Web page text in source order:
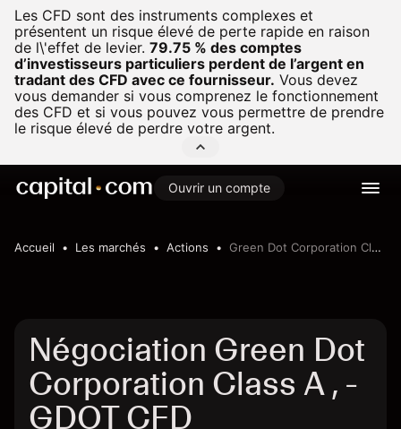
Les CFD sont des instruments complexes et
présentent un risque élevé de perte rapide en raison
de l\'effet de levier. 79.75 % des comptes
d’investisseurs particuliers perdent de l’argent en
tradant des CFD avec ce fournisseur. Vous devez
vous demander si vous comprenez le fonctionnement
des CFD et si vous pouvez vous permettre de prendre
le risque élevé de perdre votre argent.
Ouvrir un compte
Accueil Les marchés Actions Green Dot Corporation Class A ,
Négociation Green Dot
Corporation Class A , -
GDOT CFD